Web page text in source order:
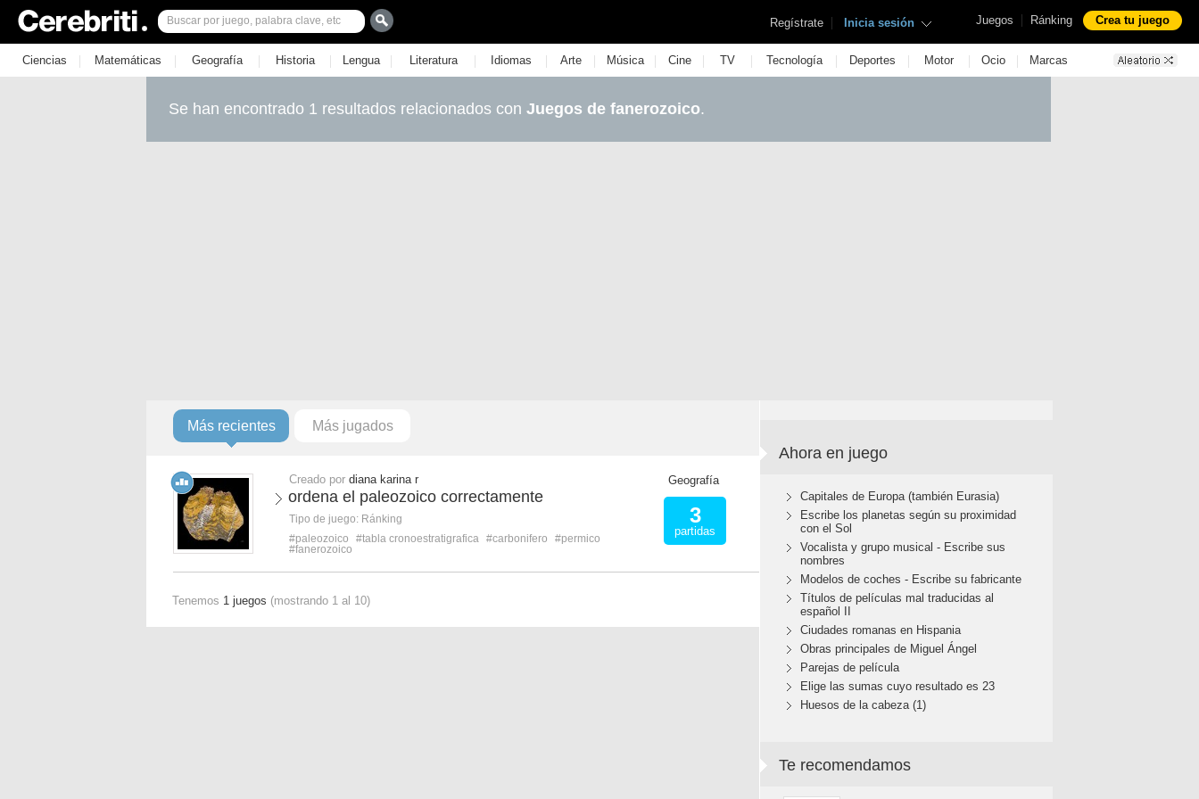
Juegos | Ránking Crea tu juego
Regístrate | Inicia sesión
Ciencias | Matemáticas | Geografía | Historia | Lengua | Literatura | Idiomas | Arte | Música | Cine | TV | Tecnología | Deportes | Motor | Ocio | Marcas
Se han encontrado 1 resultados relacionados con Juegos de fanerozoico.
Más recientes Más jugados
Creado por diana karina r
ordena el paleozoico correctamente
Tipo de juego: Ránking
#paleozoico
#tabla cronoestratigrafica #carbonifero
#permico
#fanerozoico
Geografía
3
partidas
Tenemos 1 juegos (mostrando 1 al 10)
Ahora en juego
Capitales de Europa (también Eurasia)
Escribe los planetas según su proximidad
con el Sol
Vocalista y grupo musical - Escribe sus
nombres
Modelos de coches - Escribe su fabricante
Títulos de películas mal traducidas al
español II
Ciudades romanas en Hispania
Obras principales de Miguel Ángel
Parejas de película
Elige las sumas cuyo resultado es 23
Huesos de la cabeza (1)
Te recomendamos